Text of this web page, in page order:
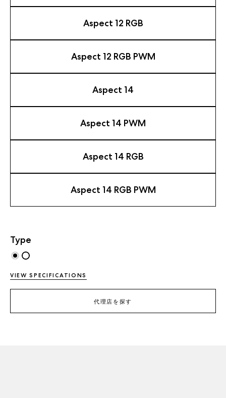
Aspect 12 RGB
Aspect 12 RGB PWM
Aspect 14
Aspect 14 PWM
Aspect 14 RGB
Aspect 14 RGB PWM
Type
VIEW SPECIFICATIONS
代理店を探す